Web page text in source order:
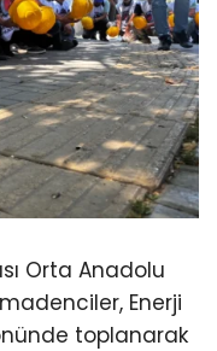
Orta Anadolu
Enerji
toplanarak